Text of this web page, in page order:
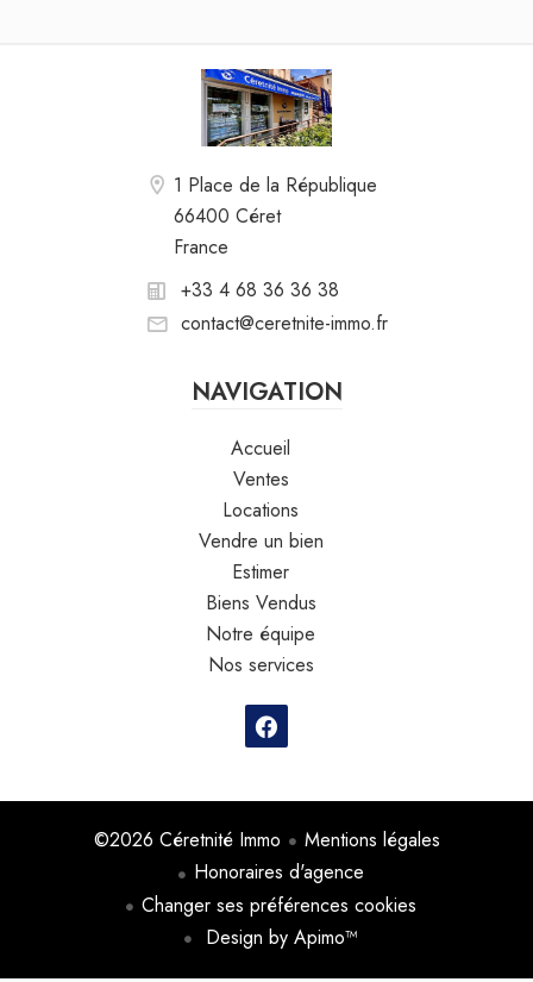
1 Place de la République
66400 Céret
France
+33 4 68 36 36 38
contact@ceretnite-immo.fr
NAVIGATION
Accueil
Ventes
Locations
Vendre un bien
Estimer
Biens Vendus
Notre équipe
Nos services
©2026 Céretnité Immo
Mentions légales
Honoraires d'agence
Changer ses préférences cookies
Design by Apimo™